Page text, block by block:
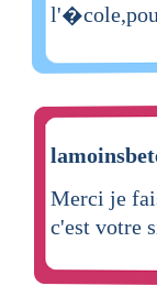
Merci je
c'est votre